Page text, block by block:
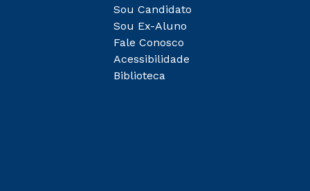
Sou Candidato
Sou Ex-Aluno
Fale Conosco
Acessibilidade
Biblioteca